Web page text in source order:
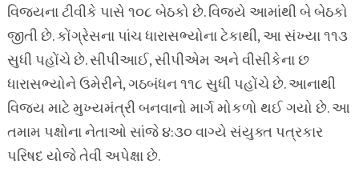
વિજયના ટીવીકે પાસે ૧૦૮ બેઠકો છે. વિજયે આમાંથી બે બેઠકો
જીતી છે. કોંગ્રેસના પાંચ ધારાસભ્યોના ટેકાથી, આ સંખ્યા ૧૧૩
સુધી પહોંચે છે. સીપીઆઈ, સીપીએમ અને વીસીકેના છ
ધારાસભ્યોને ઉમેરીને, ગઠબંધન ૧૧૮ સુધી પહોંચે છે. આનાથી
વિજય માટે મુખ્યમંત્રી બનવાનો માર્ગ મોકળો થઈ ગયો છે. આ
તમામ પક્ષોના નેતાઓ સાંજે ૪:૩૦ વાગ્યે સંયુક્ત પત્રકાર
પરિષદ યોજે તેવી અપેક્ષા છે.